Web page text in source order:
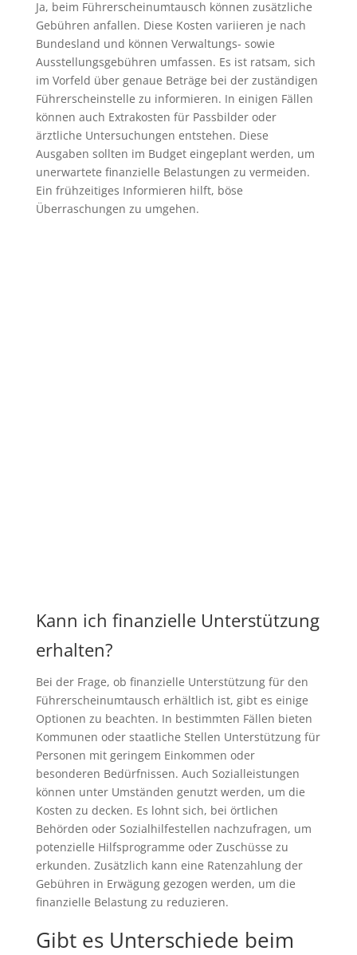
Ja, beim Führerscheinumtausch können zusätzliche
Gebühren anfallen. Diese Kosten variieren je nach
Bundesland und können Verwaltungs- sowie
Ausstellungsgebühren umfassen. Es ist ratsam, sich
im Vorfeld über genaue Beträge bei der zuständigen
Führerscheinstelle zu informieren. In einigen Fällen
können auch Extrakosten für Passbilder oder
ärztliche Untersuchungen entstehen. Diese
Ausgaben sollten im Budget eingeplant werden, um
unerwartete finanzielle Belastungen zu vermeiden.
Ein frühzeitiges Informieren hilft, böse
Überraschungen zu umgehen.
Kann ich finanzielle Unterstützung
erhalten?
Bei der Frage, ob finanzielle Unterstützung für den
Führerscheinumtausch erhältlich ist, gibt es einige
Optionen zu beachten. In bestimmten Fällen bieten
Kommunen oder staatliche Stellen Unterstützung für
Personen mit geringem Einkommen oder
besonderen Bedürfnissen. Auch Sozialleistungen
können unter Umständen genutzt werden, um die
Kosten zu decken. Es lohnt sich, bei örtlichen
Behörden oder Sozialhilfestellen nachzufragen, um
potenzielle Hilfsprogramme oder Zuschüsse zu
erkunden. Zusätzlich kann eine Ratenzahlung der
Gebühren in Erwägung gezogen werden, um die
finanzielle Belastung zu reduzieren.
Gibt es Unterschiede beim